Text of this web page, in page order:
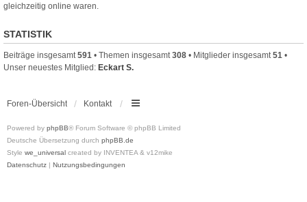
gleichzeitig online waren.
STATISTIK
Beiträge insgesamt591 • Themen insgesamt308 • Mitglieder insgesamt51 •
Unser neuestes Mitglied: Eckart S.
Foren-Übersicht Kontakt
Powered by phpBB® Forum Software © phpBB Limited
Deutsche Übersetzung durch phpBB.de
Style we_universal created by INVENTEA & v12mike
Datenschutz | Nutzungsbedingungen